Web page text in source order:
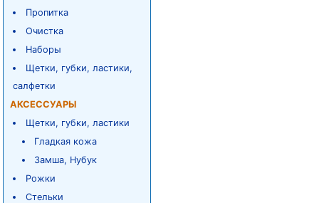
Пропитка
Очистка
Наборы
Щетки, губки, ластики,
салфетки
АКСЕССУАРЫ
Щетки, губки, ластики
Гладкая кожа
Замша, Нубук
Рожки
Стельки